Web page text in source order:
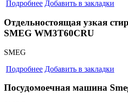
Подробнее Добавить в закладки
Отдельностоящая узкая
SMEG WM3T60CRU
SMEG
Подробнее Добавить в закладки
Посудомоечная машина